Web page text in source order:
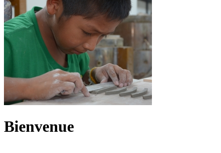
Bienvenue